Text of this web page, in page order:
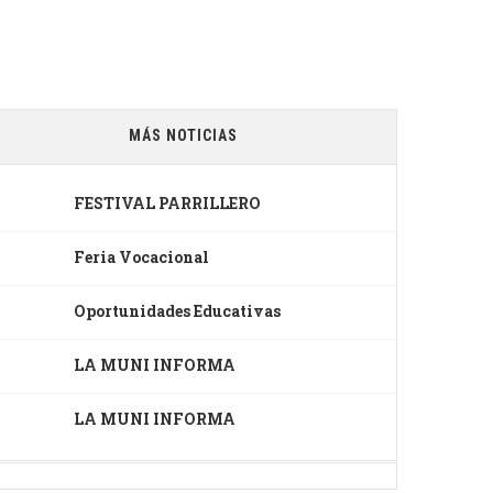
MÁS NOTICIAS
FESTIVAL PARRILLERO
Feria Vocacional
Oportunidades Educativas
LA MUNI INFORMA
LA MUNI INFORMA